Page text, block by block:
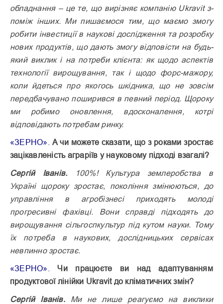
обладнання – це те, що вирізняє компанію Ukravit з-
поміж інших. Ми пишає­мося тим, що маємо змогу
робити інвестиції в наукові дослідження та розробку
нових продуктів, що дають змогу відповісти на будь-
який виклик і на потреби клієнта: як щодо аспектів
технології вирощування, так і щодо форс-мажору,
коли йдеться про якогось шкідника, що не зовсім
передбачувано поширився в певний період. Щороку
ми робимо оновлення, вдосконалення, котрі
відповідають потребам ринку.
«ЗЕРНО».
А чи можете сказати, що з роками зростає
зацікавленість аграріїв у науковому підході взагалі?
Сергій Іванів. 100%! Культура землеробства в
Україні щороку зростає, покоління змінюються, до
управління в агробізнесі приходять молоді
прогресивні фахівці. Вони справді підходять до
вирощування сільгоспкультур під кутом науки. Тому
їх потреба в наукових, дослідницьких сервісах
невпинно зростає.
«ЗЕРНО».
Чи працюєте ви над адаптуванням
продуктової лінійки Ukravit до кліматичних змін?
Сергій Іванів.Ми не лише реагуємо на виклики